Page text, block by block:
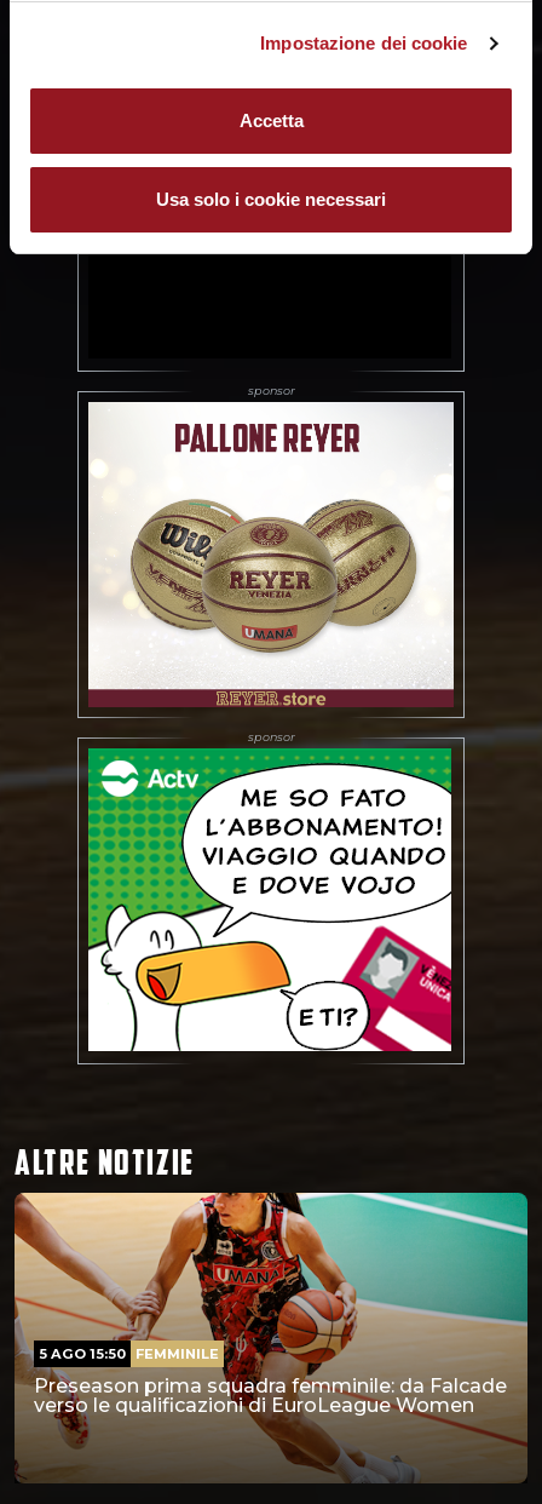
Impostazione dei cookie
Accetta
Usa solo i cookie necessari
ALTRE NOTIZIE
Preseason prima squadra femminile: da Falcade
verso le qualificazioni di EuroLeague Women
5 AGO 15:50 FEMMINILE